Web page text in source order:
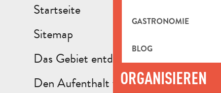
GASTRONOMIE
BLOG
ORGANISIEREN
Startseite
Sitemap
Das Gebiet entdecken +
Den Aufenthalt vorbereiten +